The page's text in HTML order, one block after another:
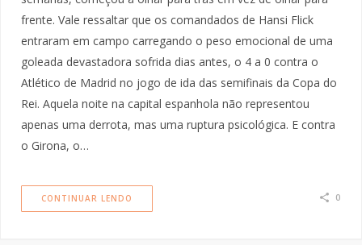
frente. Vale ressaltar que os comandados de Hansi Flick
entraram em campo carregando o peso emocional de uma
goleada devastadora sofrida dias antes, o 4 a 0 contra o
Atlético de Madrid no jogo de ida das semifinais da Copa do
Rei. Aquela noite na capital espanhola não representou
apenas uma derrota, mas uma ruptura psicológica. E contra
o Girona, o…
CONTINUAR LENDO 0